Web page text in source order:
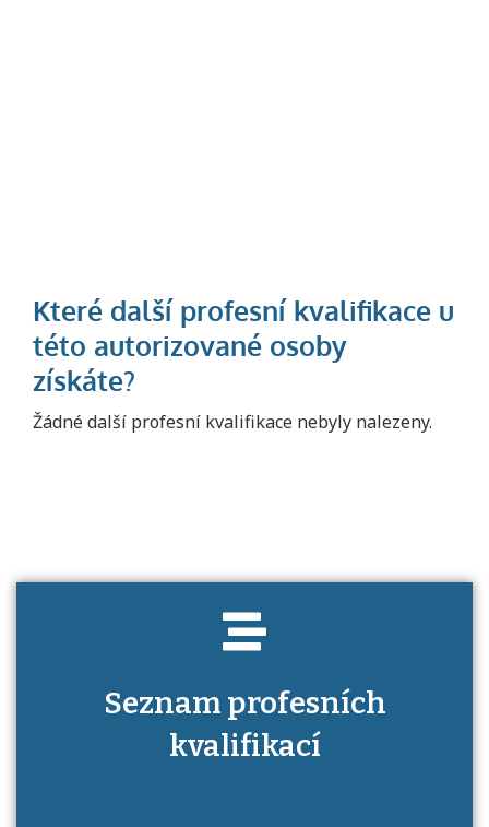
Žádné další profesní kvalifikace nebyly nalezeny.
Seznam profesních
kvalifikací
Projděte si seznam profesních kvalifikací.